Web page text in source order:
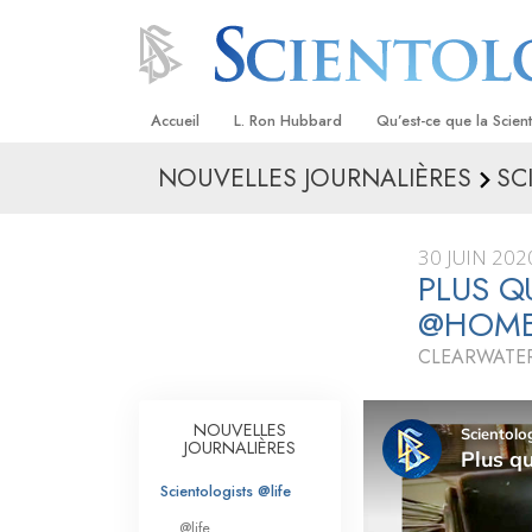
Accueil L. Ron Hubbard Qu’est-ce que la
Croyances et pratiques
Les scientologues et
Rencontrez un
À l’intérieur d’une
Les principes de base
Scientologie
La Dianétique : Une
NOUVELLES JOURNALIÈRES
30 JUIN
PLUS
NOUVELLES
JOURNALIÈRES
Scientologists @life